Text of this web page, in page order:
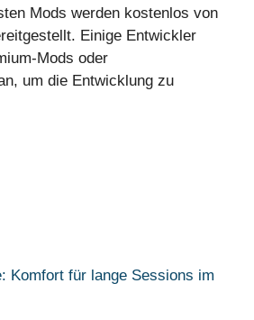
Mods werden kostenlos von
Einige Entwickler
Mods oder
um die Entwicklung zu
Komfort für lange Sessions im